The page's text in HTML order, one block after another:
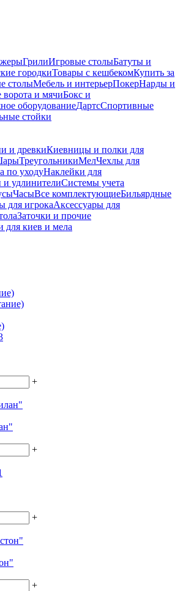
ГрилиИгровые столыБатуты и
городкиТовары с кешбекомКупить за
столыМебель и интерьерПокерНарды и
и мячиБокс и
оборудованиеДартсСпортивные
стойки
и древкиКиевницы и полки для
ТреугольникиМелЧехлы для
по уходуНаклейки для
и удлинителиСистемы учета
ЧасыВсе комплектующиеБильярдные
для игрокаАксессуары для
Заточки и прочие
для киев и мела
+
+
+
+